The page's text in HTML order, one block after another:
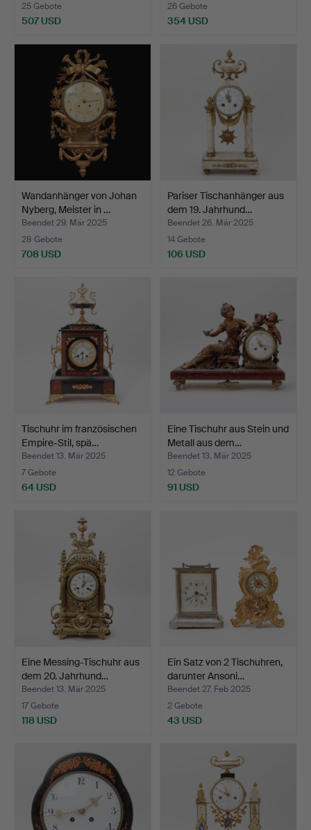
25 Gebote
507 USD
26 Gebote
354 USD
Wandanhänger von Johan
Nyberg, Meister in …
Beendet 29. Mär 2025
28 Gebote
708 USD
Pariser Tischanhänger aus
dem 19. Jahrhund…
Beendet 26. Mär 2025
14 Gebote
106 USD
Tischuhr im französischen
Empire-Stil, spä…
Beendet 13. Mär 2025
7 Gebote
64 USD
Eine Tischuhr aus Stein und
Metall aus dem…
Beendet 13. Mär 2025
12 Gebote
91 USD
Eine Messing-Tischuhr aus
dem 20. Jahrhund…
Beendet 13. Mär 2025
17 Gebote
118 USD
Ein Satz von 2 Tischuhren,
darunter Ansoni…
Beendet 27. Feb 2025
2 Gebote
43 USD